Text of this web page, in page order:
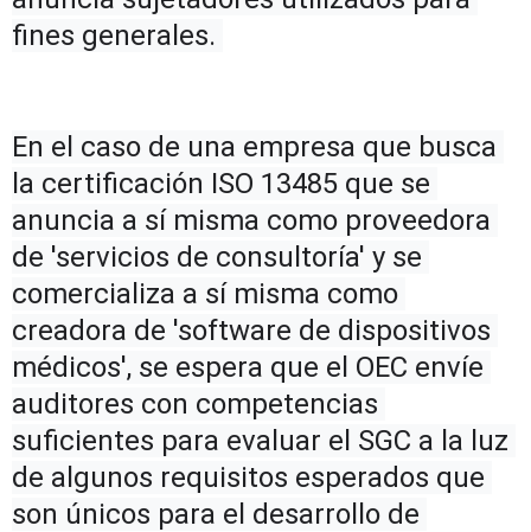
fines generales.
En el caso de una empresa que busca
la certificación ISO 13485 que se
anuncia a sí misma como proveedora
de 'servicios de consultoría' y se
comercializa a sí misma como
creadora de 'software de dispositivos
médicos', se espera que el OEC envíe
auditores con competencias
suficientes para evaluar el SGC a la luz
de algunos requisitos esperados que
son únicos para el desarrollo de